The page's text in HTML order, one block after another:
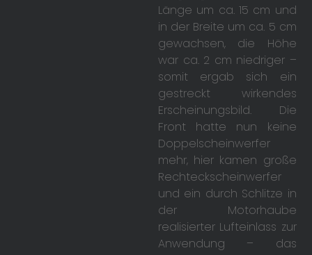
Länge um ca. 15 cm und
in der Breite um ca. 5 cm
gewachsen, die Höhe
war ca. 2 cm niedriger –
somit ergab sich ein
gestreckt wirkendes
Erscheinungsbild. Die
Front hatte nun keine
Doppelscheinwerfer
mehr, hier kamen große
Rechteckscheinwerfer
und ein durch Schlitze in
der Motorhaube
realisierter Lufteinlass zur
Anwendung – das